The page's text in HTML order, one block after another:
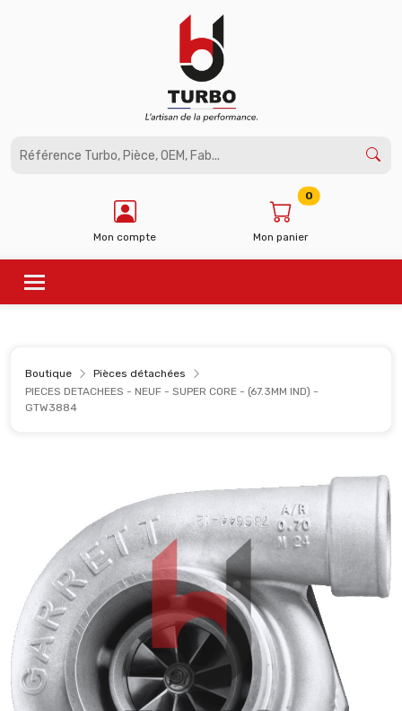
Mon compte Mon panier
0
Boutique
Pièces détachées
PIECES DETACHEES - NEUF - SUPER CORE - (67.3MM IND) -
GTW3884
Panneau de gestion des cookies